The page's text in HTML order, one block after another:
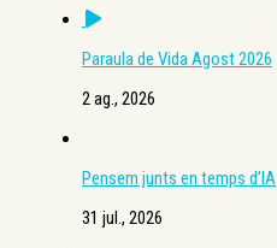
Paraula de Vida Agost 2026
2 ag., 2026
Pensem junts en temps d’IA
31 jul., 2026